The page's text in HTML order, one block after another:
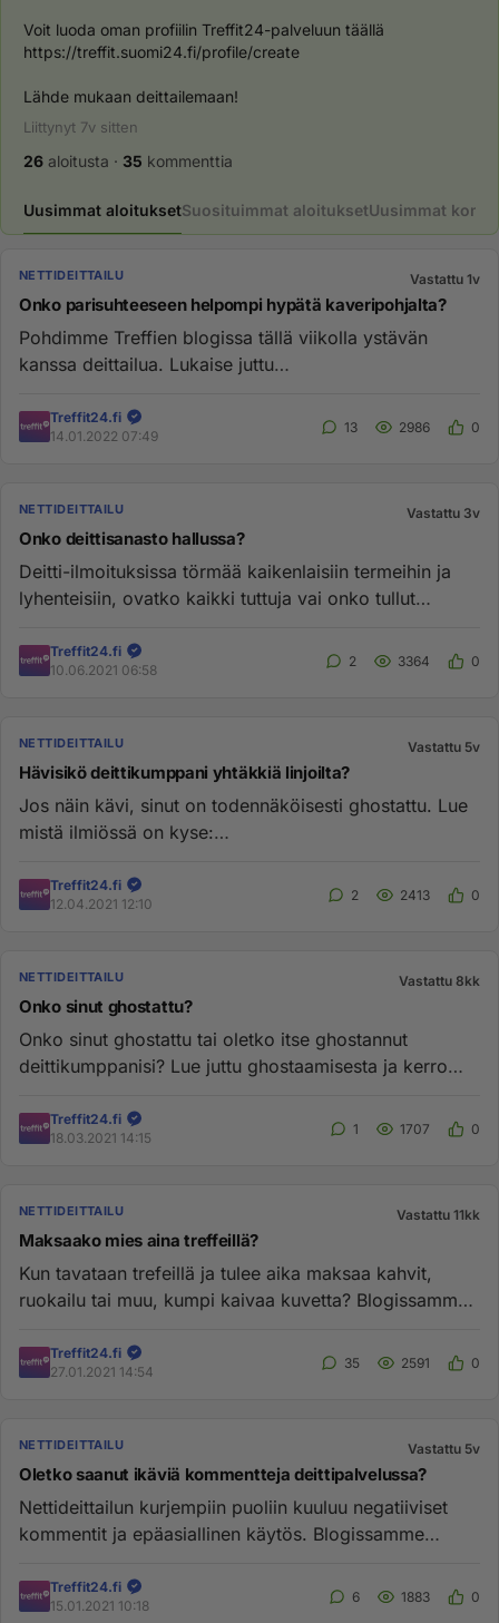
Voit luoda oman profiilin Treffit24-palveluun täällä
https://treffit.suomi24.fi/profile/create
Lähde mukaan deittailemaan!
Liittynyt 7v sitten
26 aloitusta · 35 kommenttia
Uusimmat aloituksetSuosituimmat aloituksetUusimmat
NETTIDEITTAILU Vastattu 1v
Onko parisuhteeseen helpompi hypätä kaveripohjalta?
Pohdimme Treffien blogissa tällä viikolla ystävän
kanssa deittailua. Lukaise juttu
Treffit24.fi
14.01.2022 07:49
13 2986 0
NETTIDEITTAILU Vastattu 3v
Onko deittisanasto hallussa?
Deitti-ilmoituksissa törmää kaikenlaisiin termeihin ja
lyhenteisiin, ovatko kaikki tuttuja vai onko tullut
Treffit24.fi
10.06.2021 06:58
2 3364 0
NETTIDEITTAILU Vastattu 5v
Hävisikö deittikumppani yhtäkkiä linjoilta?
Jos näin kävi, sinut on todennäköisesti ghostattu. Lue
mistä ilmiössä on kyse:
Treffit24.fi
12.04.2021 12:10
2 2413 0
NETTIDEITTAILU Vastattu 8kk
Onko sinut ghostattu?
Onko sinut ghostattu tai oletko itse ghostannut
deittikumppanisi? Lue juttu ghostaamisesta ja kerro
Treffit24.fi
18.03.2021 14:15
1 1707 0
NETTIDEITTAILU Vastattu 11kk
Maksaako mies aina treffeillä?
Kun tavataan trefeillä ja tulee aika maksaa kahvit,
ruokailu tai muu, kumpi kaivaa kuvetta? Blogissamme
Treffit24.fi
27.01.2021 14:54
35 2591 0
NETTIDEITTAILU Vastattu 5v
Oletko saanut ikäviä kommentteja deittipalvelussa?
Nettideittailun kurjempiin puoliin kuuluu negatiiviset
kommentit ja epäasiallinen käytös. Blogissamme
Treffit24.fi
15.01.2021 10:18
6 1883 0